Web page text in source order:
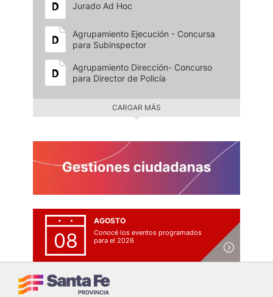
Jurado Ad Hoc
Agrupamiento Ejecución - Concursa
para Subinspector
Agrupamiento Dirección- Concurso
para Director de Policía
CARGAR MÁS
08
AGOSTO
Conocé los eventos programados
para el 2026